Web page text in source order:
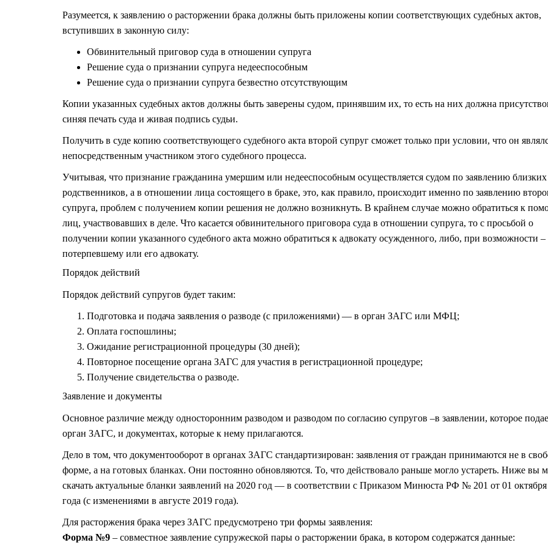
Разумеется, к заявлению о расторжении брака должны быть приложены копии соответствующих судебных актов,
вступивших в законную силу:
Обвинительный приговор суда в отношении супруга
Решение суда о признании супруга недееспособным
Решение суда о признании супруга безвестно отсутствующим
Копии указанных судебных актов должны быть заверены судом, принявшим их, то есть на них должна
синяя печать суда и живая подпись судьи.
Получить в суде копию соответствующего судебного акта второй супруг сможет только при условии, что он
непосредственным участником этого судебного процесса.
Учитывая, что признание гражданина умершим или недееспособным осуществляется судом по заявлению близких
родственников, а в отношении лица состоящего в браке, это, как правило, происходит именно по заявлению
супруга, проблем с получением копии решения не должно возникнуть. В крайнем случае можно обратиться к
лиц, участвовавших в деле. Что касается обвинительного приговора суда в отношении супруга, то с просьбой о
получении копии указанного судебного акта можно обратиться к адвокату осужденного, либо, при возможности –
потерпевшему или его адвокату.
Порядок действий
Порядок действий супругов будет таким:
Подготовка и подача заявления о разводе (с приложениями) — в орган ЗАГС или МФЦ;
Оплата госпошлины;
Ожидание регистрационной процедуры (30 дней);
Повторное посещение органа ЗАГС для участия в регистрационной процедуре;
Получение свидетельства о разводе.
Заявление и документы
Основное различие между односторонним разводом и разводом по согласию супругов –в заявлении, которое
орган ЗАГС, и документах, которые к нему прилагаются.
Дело в том, что документооборот в органах ЗАГС стандартизирован: заявления от граждан принимаются не в
форме, а на готовых бланках. Они постоянно обновляются. То, что действовало раньше могло устареть. Ниже вы
скачать актуальные бланки заявлений на 2020 год — в соответствии с Приказом Минюста РФ № 201 от 01
года (с изменениями в августе 2019 года).
Для расторжения брака через ЗАГС предусмотрено три формы заявления:
Форма №9 – совместное заявление супружеской пары о расторжении брака, в котором содержатся данные: